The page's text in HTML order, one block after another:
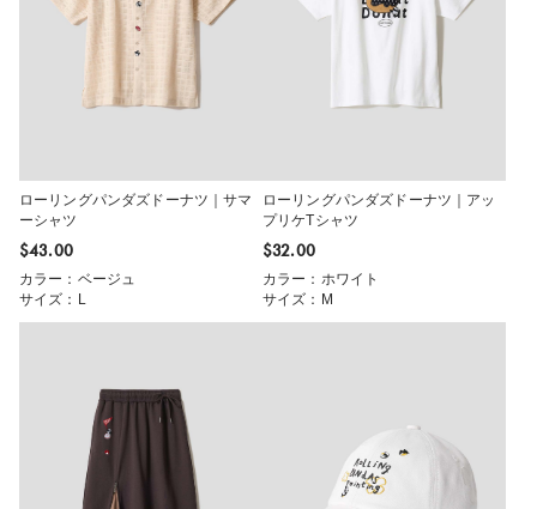
ローリングパンダズドーナツ｜サマ
ーシャツ
$‌43.00
カラー：ベージュ
サイズ：L
ローリングパンダズドーナツ｜アッ
プリケTシャツ
$‌32.00
カラー：ホワイト
サイズ：M